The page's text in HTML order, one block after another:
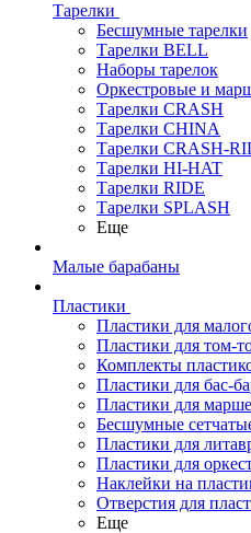
Тарелки
Бесшумные тарелки
Тарелки BELL
Наборы тарелок
Оркестровые и
Тарелки CRASH
Тарелки CHINA
Тарелки CRASH-
Тарелки HI-HAT
Тарелки RIDE
Тарелки SPLASH
Еще
Малые барабаны
Пластики
Пластики для
Пластики для том-
Комплекты
Пластики для бас-
Пластики для
Бесшумные
Пластики для
Пластики для
Наклейки на
Отверстия для
Еще